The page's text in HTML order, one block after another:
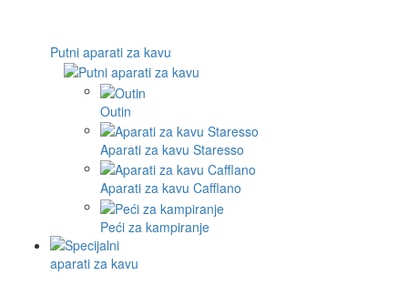
Putni aparati za kavu
Outin
Aparati za kavu Staresso
Aparati za kavu Cafflano
Peći za kampiranje